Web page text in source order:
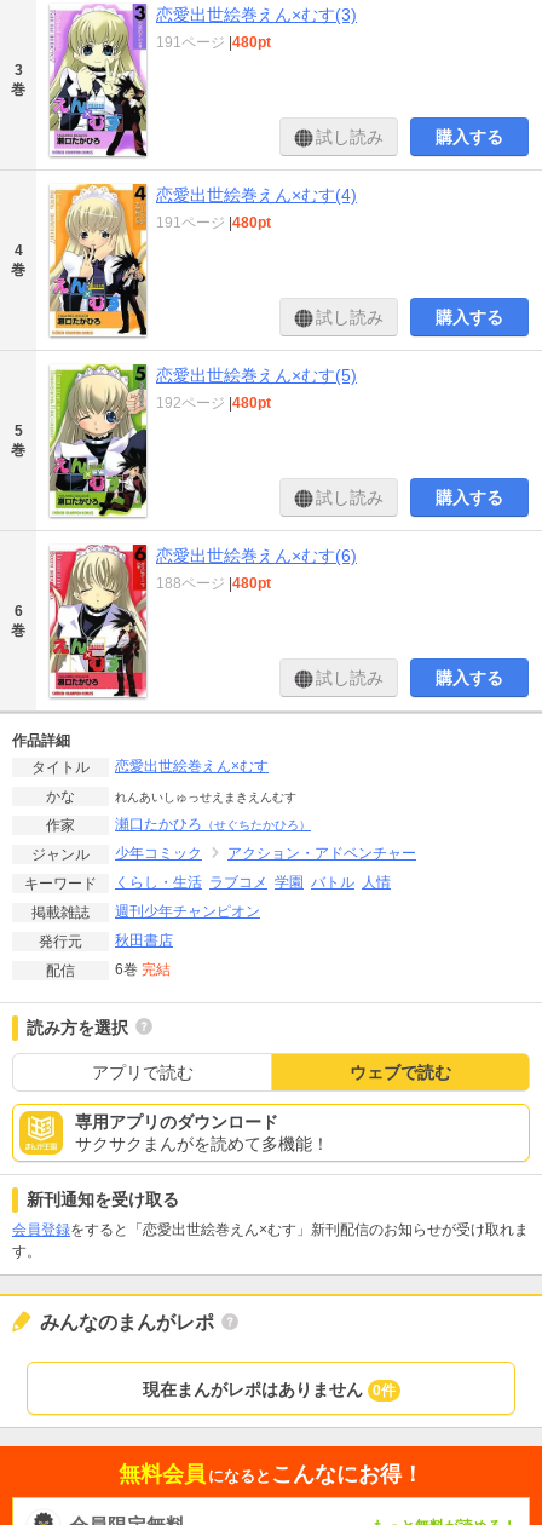
3
巻
恋愛出世絵巻えん×むす(3)
191ページ |480pt
試し読み 購入する
4
巻
恋愛出世絵巻えん×むす(4)
191ページ |480pt
試し読み 購入する
5
巻
恋愛出世絵巻えん×むす(5)
192ページ |480pt
試し読み 購入する
6
巻
恋愛出世絵巻えん×むす(6)
188ページ |480pt
試し読み 購入する
作品詳細
タイトル
恋愛出世絵巻えん×むす
かな
れんあいしゅっせえまきえんむす
作家 瀬口たかひろ （せぐちたかひろ）
ジャンル 少年コミック
アクション・アドベンチャー
キーワード
くらし・生活 ラブコメ 学園 バトル 人情
掲載雑誌
週刊少年チャンピオン
発行元
秋田書店
配信
6巻 完結
読み方を選択
アプリで読む ウェブで読む
専用アプリのダウンロード
サクサクまんがを読めて多機能！
新刊通知を受け取る
会員登録をすると「恋愛出世絵巻えん×むす」新刊配信のお知らせが受け取れま
す。
みんなのまんがレポ
現在まんがレポはありません 0件
無料会員 になると こんなにお得！